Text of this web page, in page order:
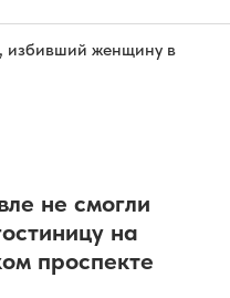
избивший женщину в
не смогли
на
проспекте